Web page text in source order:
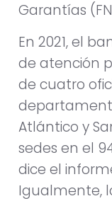
Garantías
En 2021, el
de atención
de cuatro
Atlántico y
sedes en el
dice el
Igualmente,